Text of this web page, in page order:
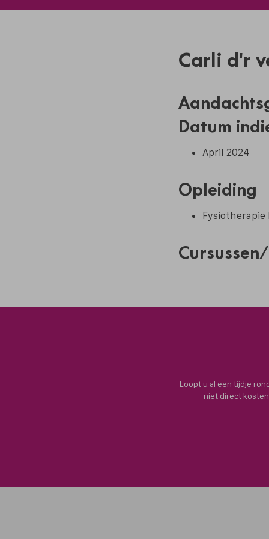
Carli d'r
Datum
April 2024
Opleiding
Fysiotherapie
Loopt u al een tijdje
niet direct